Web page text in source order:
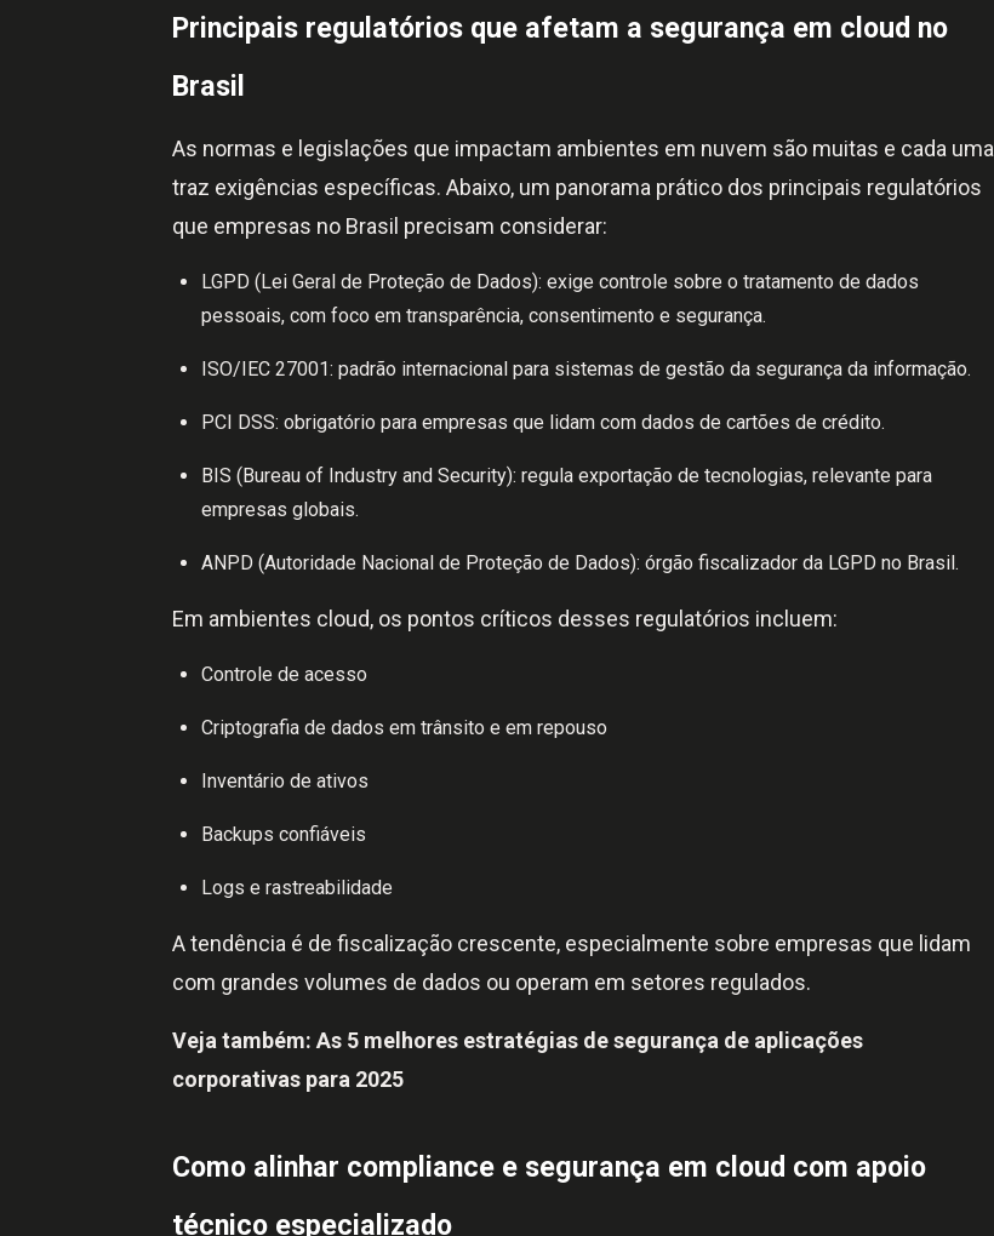
Principais regulatórios que afetam a segurança em cloud no
Brasil
As normas e legislações que impactam ambientes em nuvem são muitas e cada uma
traz exigências específicas. Abaixo, um panorama prático dos principais regulatórios
que empresas no Brasil precisam considerar:
LGPD (Lei Geral de Proteção de Dados): exige controle sobre o tratamento de dados
pessoais, com foco em transparência, consentimento e segurança.
ISO/IEC 27001: padrão internacional para sistemas de gestão da segurança da informação.
PCI DSS: obrigatório para empresas que lidam com dados de cartões de crédito.
BIS (Bureau of Industry and Security): regula exportação de tecnologias, relevante para
empresas globais.
ANPD (Autoridade Nacional de Proteção de Dados): órgão fiscalizador da LGPD no Brasil.
Em ambientes cloud, os pontos críticos desses regulatórios incluem:
Controle de acesso
Criptografia de dados em trânsito e em repouso
Inventário de ativos
Backups confiáveis
Logs e rastreabilidade
A tendência é de fiscalização crescente, especialmente sobre empresas que lidam
com grandes volumes de dados ou operam em setores regulados.
Veja também: As 5 melhores estratégias de segurança de aplicações
corporativas para 2025
Como alinhar compliance e segurança em cloud com apoio
técnico especializado